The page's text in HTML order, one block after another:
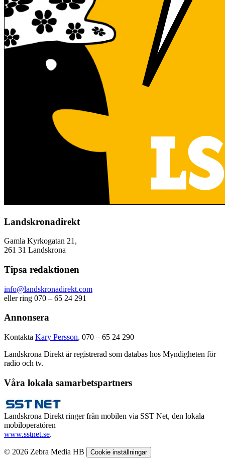
Landskronadirekt
Gamla Kyrkogatan 21,
261 31 Landskrona
Tipsa redaktionen
info@landskronadirekt.com
eller ring 070 – 65 24 291
Annonsera
Kontakta Kary Persson, 070 – 65 24 290
Landskrona Direkt är registrerad som databas hos Myndigheten för
radio och tv.
Våra lokala samarbetspartners
Landskrona Direkt ringer från mobilen via SST Net, den lokala
mobiloperatören
www.sstnet.se.
© 2026 Zebra Media HB Cookie inställningar